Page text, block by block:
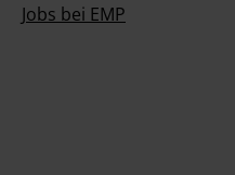
Jobs bei EMP